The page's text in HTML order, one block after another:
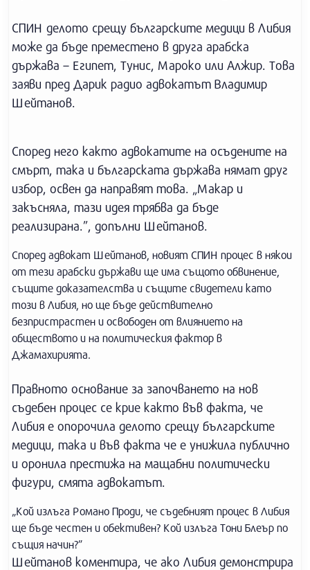
СПИН делото срещу българските медици в Либия
може да бъде преместено в друга арабска
държава – Египет, Тунис, Мароко или Алжир. Това
заяви пред Дарик радио адвокатът Владимир
Шейтанов.
Според него както адвокатите на осъдените на
смърт, така и българската държава нямат друг
избор, освен да направят това. „Макар и
закъсняла, тази идея трябва да бъде
реализирана.”, допълни Шейтанов.
Според адвокат Шейтанов, новият СПИН процес в някои
от тези арабски държави ще има същото обвинение,
същите доказателства и същите свидетели като
този в Либия, но ще бъде действително
безпристрастен и освободен от влиянието на
обществото и на политическия фактор в
Джамахирията.
Правното основание за започването на нов
съдебен процес се крие както във факта, че
Либия е опорочила делото срещу българските
медици, така и във факта че е унижила публично
и оронила престижа на мащабни политически
фигури, смята адвокатът.
„Кой излъга Романо Проди, че съдебният процес в Либия
ще бъде честен и обективен? Кой излъга Тони Блеър по
същия начин?”
Шейтанов коментира, че ако Либия демонстрира